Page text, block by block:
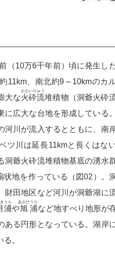
（10万6千年前）頃に発生し
11km、南北約9～10kmのカ
大な火砕流
かさいりゅう
堆積物（洞爺火砕
に広大な台地を形成している
河川が流入するとともに、南
ツ川は延長11kmと長くはな
洞爺火砕流堆積物基底の湧水
状地を作っている（図02）。
財田地区など河川が洞爺湖に
浦
うら
や旭
あさひ
浦
うら
など地すべり地形が
ある円形となっている。湖岸
。